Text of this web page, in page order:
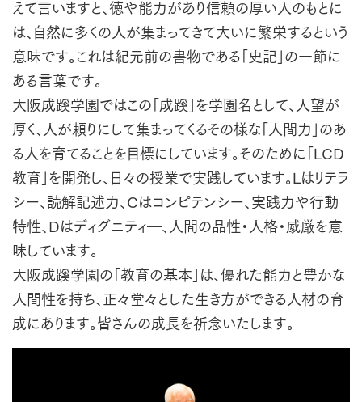
えて言いますと、徳や能力があり信頼の厚い人のもとに
は、自然に多くの人が集まってきて大いに繁栄するという
意味です。これは紀元前の書物である「史記」の一節に
ある言葉です。
大阪成蹊学園ではこの「成蹊」を学園名として、人望が
厚く、人が頼りにして集まってくるその様な「人間力」のあ
る人を育てることを目標にしています。そのために「LCD
教育」を開発し、日々の授業で実践しています。Lはリテラ
シー、読解記述力、Cはコンピテンシー、実践力や行動
特性、Dはディグニティ―、人間の品性・人格・威厳を意
味しています。
大阪成蹊学園の「教育の基本」は、優れた能力と豊かな
人間性を持ち、正々堂々とした生き方ができる人材の育
成にあります。皆さんの成長を祈念いたします。